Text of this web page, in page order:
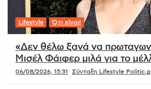
Lifestyle Ό,τι είναι!
«Δεν θέλω ξανά να
Μισέλ Φάιφερ μιλά για το
06/08/2026, 15:31 Σύνταξη Lifestyle